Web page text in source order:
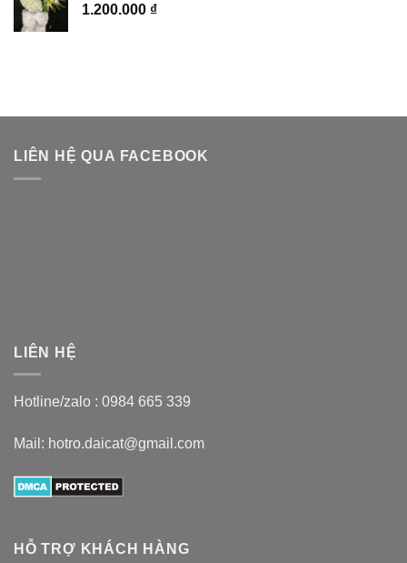
1.200.000 ₫
LIÊN HỆ QUA FACEBOOK
LIÊN HỆ
Hotline/zalo : 0984 665 339
Mail: hotro.daicat@gmail.com
HỖ TRỢ KHÁCH HÀNG